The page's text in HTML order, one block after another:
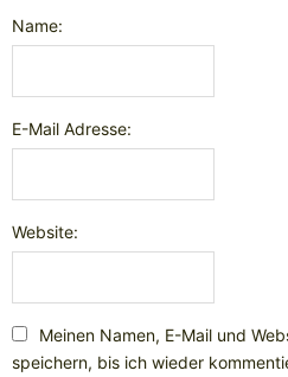
Name:
E-Mail Adresse:
Website:
Meinen Namen, E-Mail und
speichern, bis ich wieder